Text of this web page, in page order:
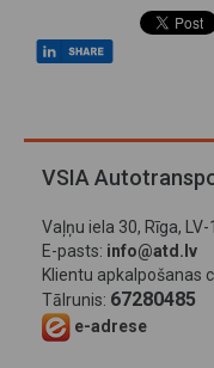
VSIA
Vaļņu iela 30, Rīga,
E-pasts: info@atd.lv
Klientu apkalpošanas
Tālrunis: 67280485
e-adrese